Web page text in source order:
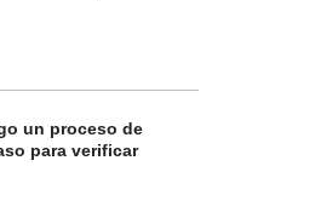
un proceso de
para verificar